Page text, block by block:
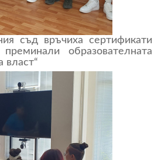
съд връчиха сертификати
образователната
власт“